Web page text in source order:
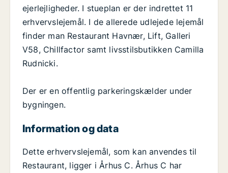
ejerlejligheder. I stueplan er der indrettet 11
erhvervslejemål. I de allerede udlejede lejemål
finder man Restaurant Havnær, Lift, Galleri
V58, Chillfactor samt livsstilsbutikken Camilla
Rudnicki.
Der er en offentlig parkeringskælder under
bygningen.
Information og data
Dette erhvervslejemål, som kan anvendes til
Restaurant, ligger i Århus C. Århus C har